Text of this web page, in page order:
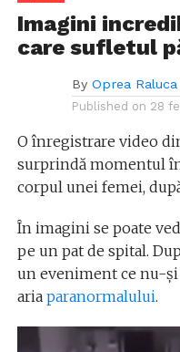
Imagini
care sufletul
By Oprea Raluca
Published on 28
O înregistrare video
surprindă momentul
corpul unei femei,
În imagini se poate
pe un pat de spital.
un eveniment ce nu-și
aria paranormalului.